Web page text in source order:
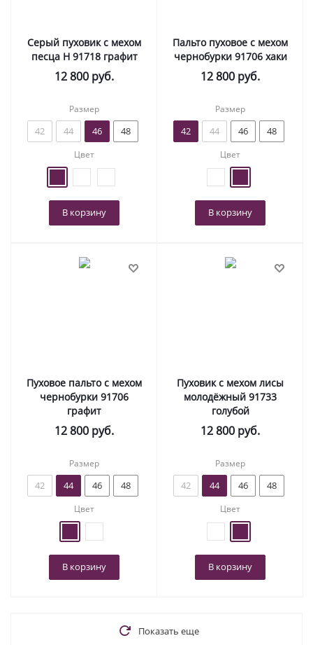
Серый пуховик с мехом
песца Н 91718 графит
12 800 руб.
Размер
42 44 46 48
Цвет
В корзину
Пальто пуховое с мехом
чернобурки 91706 хаки
12 800 руб.
Размер
42 44 46 48
Цвет
В корзину
Пуховое пальто с мехом
чернобурки 91706
графит
12 800 руб.
Размер
42 44 46 48
Цвет
В корзину
Пуховик с мехом лисы
молодёжный 91733
голубой
12 800 руб.
Размер
42 44 46 48
Цвет
В корзину
Показать еще